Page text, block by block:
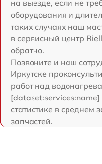
на выезде, если не
оборудования и
таких случаях наш
в сервисный центр
обратно.
Позвоните и наш
Иркутске
работ над
статистике в среднем
запчастей.